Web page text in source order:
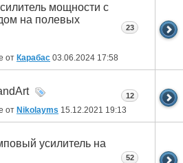
мощности с
на полевых
от Карабас 03.06.2024 17:58
23
от Nikolayms 15.12.2021 19:13
12
усилитель на
52